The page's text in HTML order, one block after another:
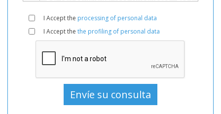
I Accept the processing of personal data
I Accept the the profiling of personal data